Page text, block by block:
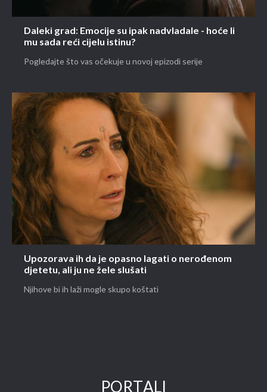
Daleki grad: Emocije su ipak nadvladale - hoće li
mu sada reći cijelu istinu?
Pogledajte što vas očekuje u novoj epizodi serije
Upozorava ih da je opasno lagati o nerođenom
djetetu, ali ju ne žele slušati
Njihove bi ih laži mogle skupo koštati
PORTALI